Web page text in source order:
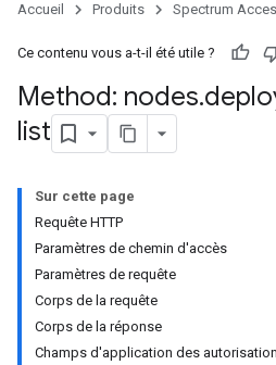
Accueil Produits Spectrum
Ce contenu vous a-t-il été utile ?
Method: nodes.
list
Sur cette page
Requête HTTP
Paramètres de chemin d'accès
Paramètres de requête
Corps de la requête
Corps de la réponse
Champs d'application des